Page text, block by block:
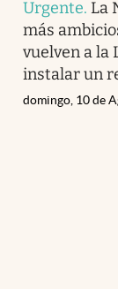
Urgente. La
más
vuelven a la
instalar un
domingo, 10 de